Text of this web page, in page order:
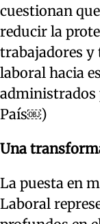
cuestionan
reducir la
trabajadores y
laboral hacia
administrados
País￼)
Una
La puesta en
Laboral